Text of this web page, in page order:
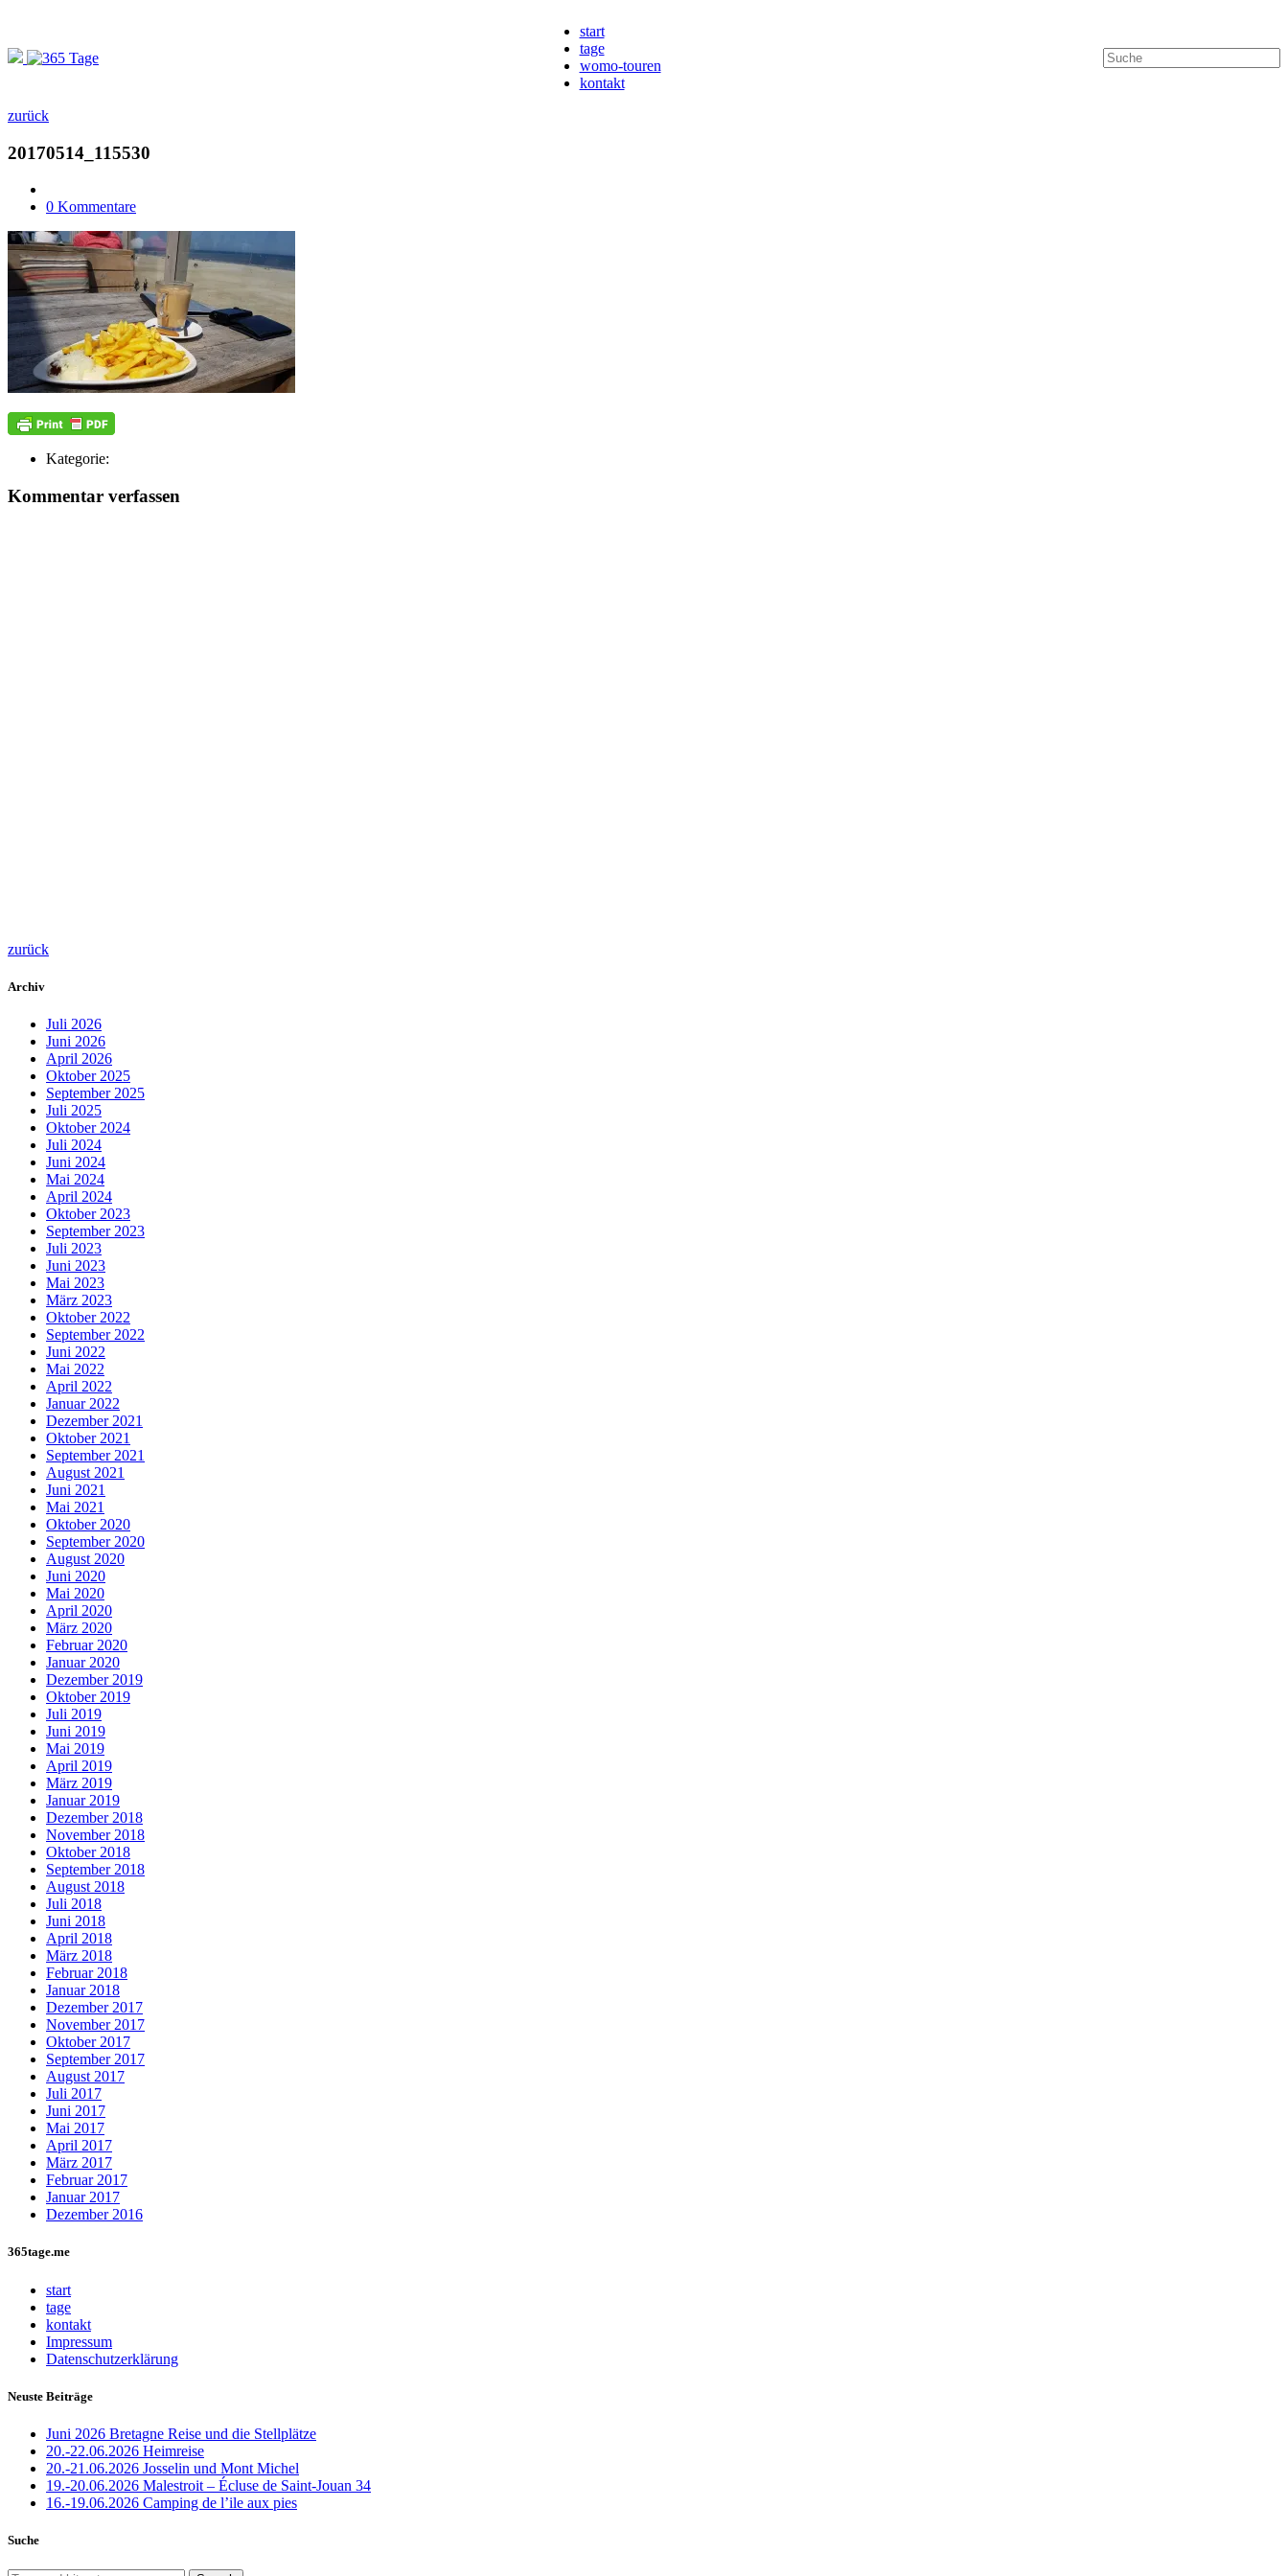
start
tage
womo-touren
kontakt
zurück
20170514_115530
0 Kommentare
Kategorie:
Kommentar verfassen
zurück
Archiv
Juli 2026
Juni 2026
April 2026
Oktober 2025
September 2025
Juli 2025
Oktober 2024
Juli 2024
Juni 2024
Mai 2024
April 2024
Oktober 2023
September 2023
Juli 2023
Juni 2023
Mai 2023
März 2023
Oktober 2022
September 2022
Juni 2022
Mai 2022
April 2022
Januar 2022
Dezember 2021
Oktober 2021
September 2021
August 2021
Juni 2021
Mai 2021
Oktober 2020
September 2020
August 2020
Juni 2020
Mai 2020
April 2020
März 2020
Februar 2020
Januar 2020
Dezember 2019
Oktober 2019
Juli 2019
Juni 2019
Mai 2019
April 2019
März 2019
Januar 2019
Dezember 2018
November 2018
Oktober 2018
September 2018
August 2018
Juli 2018
Juni 2018
April 2018
März 2018
Februar 2018
Januar 2018
Dezember 2017
November 2017
Oktober 2017
September 2017
August 2017
Juli 2017
Juni 2017
Mai 2017
April 2017
März 2017
Februar 2017
Januar 2017
Dezember 2016
365tage.me
start
tage
kontakt
Impressum
Datenschutzerklärung
Neuste Beiträge
Juni 2026 Bretagne Reise und die Stellplätze
20.-22.06.2026 Heimreise
20.-21.06.2026 Josselin und Mont Michel
19.-20.06.2026 Malestroit – Écluse de Saint-Jouan 34
16.-19.06.2026 Camping de l’ile aux pies
Suche